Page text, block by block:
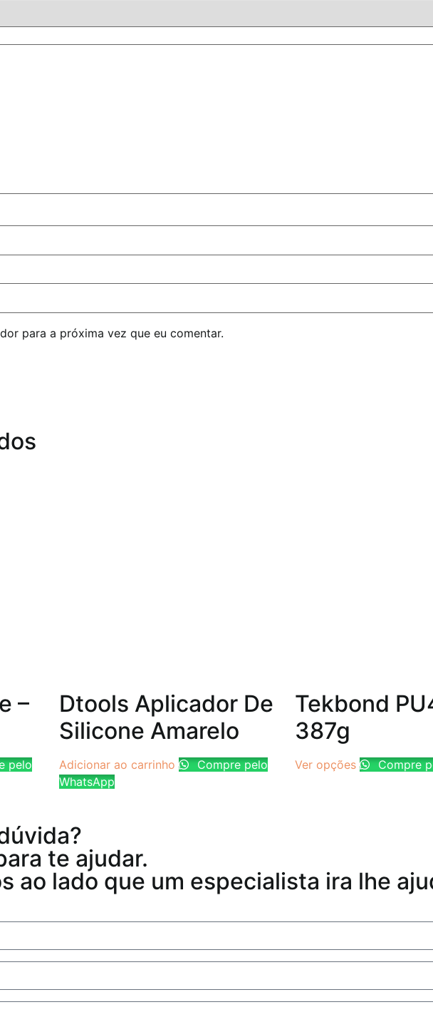
para a próxima vez que eu comentar.
–
pelo
Dtools Aplicador De
Silicone Amarelo
Adicionar ao carrinho
Compre pelo
WhatsApp
Tekbond
387g
Ver opções Compre
te ajudar.
ao lado que um especialista ira lhe